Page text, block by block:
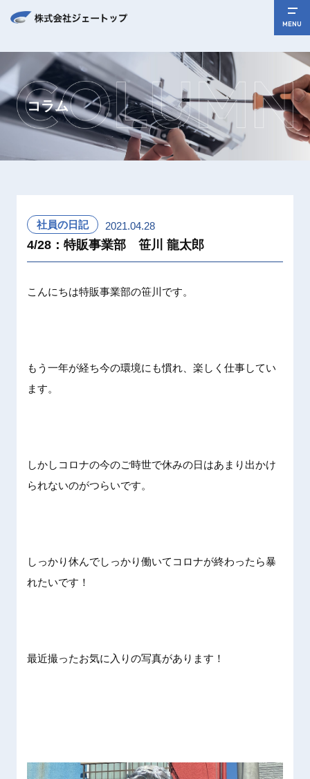
MENU
コラム
社員の日記 2021.04.28
4/28：特販事業部 笹川 龍太郎
こんにちは特販事業部の笹川です。
もう一年が経ち今の環境にも慣れ、楽しく仕事してい
ます。
しかしコロナの今のご時世で休みの日はあまり出かけ
られないのがつらいです。
しっかり休んでしっかり働いてコロナが終わったら暴
れたいです！
最近撮ったお気に入りの写真があります！